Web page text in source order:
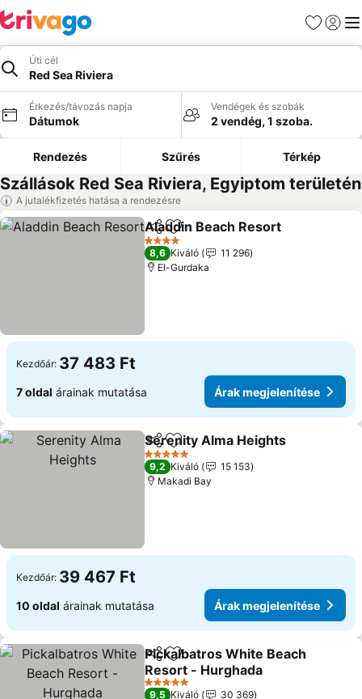
Kedvencek
Úti cél
Red Sea Riviera
Érkezés/távozás napja
Dátumok
Vendégek és szobák
2 vendég, 1 szoba.
Rendezés Szűrés Térkép
Szállások Red Sea Riviera, Egyiptom területén
A jutalékfizetés hatása a rendezésre
Megosztás
Hozzáadás a kedvencekhez
Aladdin Beach Resort
4 Kategória
8,6 Kiváló
11 296
El-Gurdaka
Kezdőár: 37 483 Ft
7 oldal árainak mutatása Árak megjelenítése
Megosztás
Hozzáadás a kedvencekhez
Serenity Alma Heights
5 Kategória
9,2 Kiváló
15 153
Makadi Bay
Kezdőár: 39 467 Ft
10 oldal árainak mutatása Árak megjelenítése
Megosztás
Hozzáadás a kedvencekhez
Pickalbatros White Beach
Resort - Hurghada
5 Kategória
9,5 Kiváló
30 369